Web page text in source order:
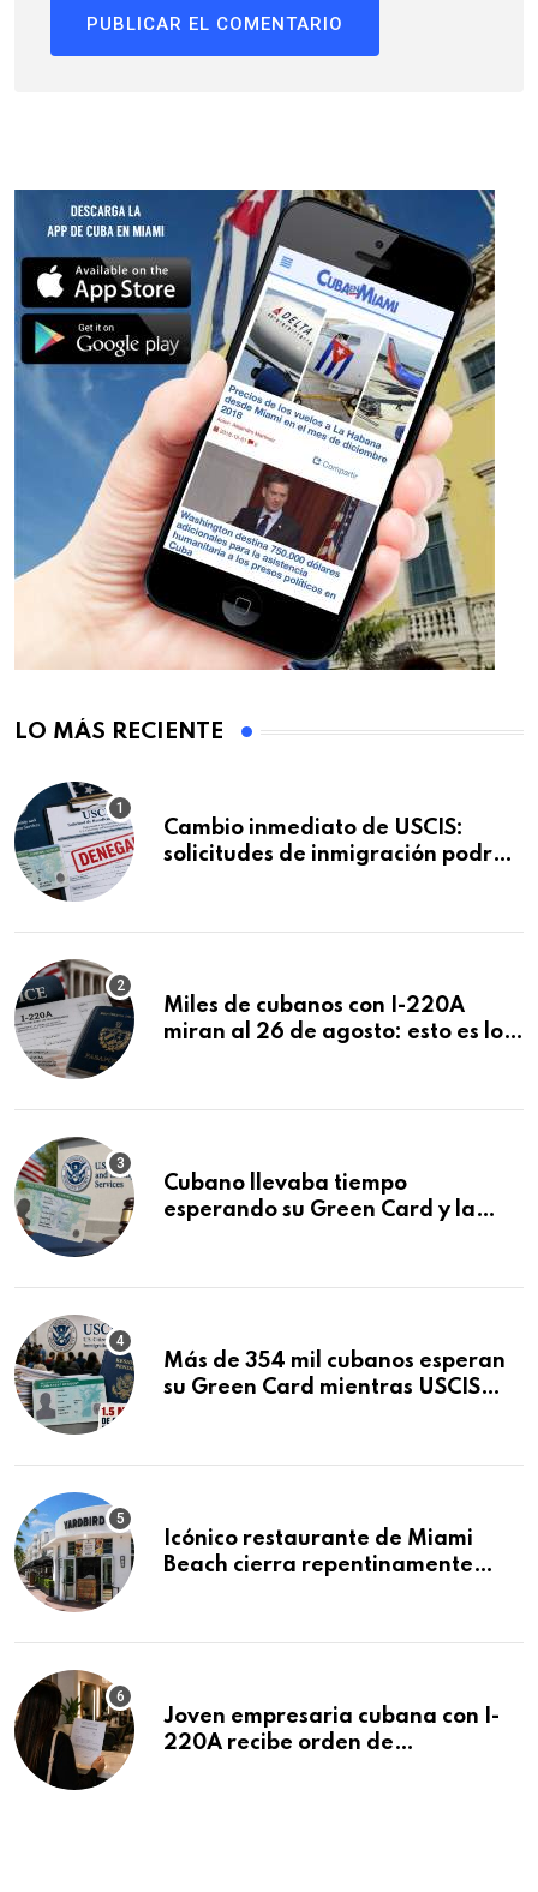
LO MÁS RECIENTE
Cambio inmediato de USCIS:
solicitudes de inmigración podrán
Miles de cubanos con I-220A
miran al 26 de agosto: esto es lo
Cubano llevaba tiempo
esperando su Green Card y la
Más de 354 mil cubanos esperan
su Green Card mientras USCIS
Icónico restaurante de Miami
Beach cierra repentinamente
Joven empresaria cubana con I-
220A recibe orden de